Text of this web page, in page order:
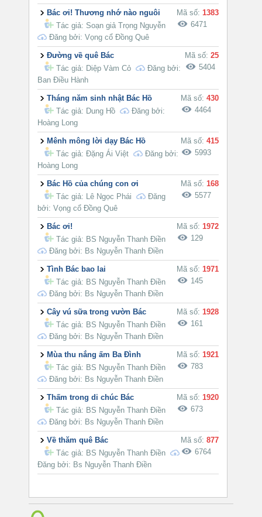
Mã số: 1383
6471
Bác ơi! Thương nhớ nào nguôi
Tác giả: Soạn giả Trọng Nguyễn
Đăng bởi: Vọng cổ Đồng Quê
Mã số: 25
5404
Đường về quê Bác
Tác giả: Diệp Vàm Cỏ
Đăng bởi:
Ban Điều Hành
Mã số: 430
4464
Tháng năm sinh nhật Bác Hồ
Tác giả: Dung Hồ
Đăng bởi:
Hoàng Long
Mã số: 415
5993
Mênh mông lời dạy Bác Hồ
Tác giả: Đặng Ái Việt
Đăng bởi:
Hoàng Long
Mã số: 168
5577
Bác Hồ của chúng con ơi
Tác giả: Lê Ngọc Phái
Đăng
bởi: Vọng cổ Đồng Quê
Mã số: 1972
129
Bác ơi!
Tác giả: BS Nguyễn Thanh Điền
Đăng bởi: Bs Nguyễn Thanh Điền
Mã số: 1971
145
Tình Bác bao lai
Tác giả: BS Nguyễn Thanh Điền
Đăng bởi: Bs Nguyễn Thanh Điền
Mã số: 1928
161
Cây vú sữa trong vườn Bác
Tác giả: BS Nguyễn Thanh Điền
Đăng bởi: Bs Nguyễn Thanh Điền
Mã số: 1921
783
Mùa thu nắng ấm Ba Đình
Tác giả: BS Nguyễn Thanh Điền
Đăng bởi: Bs Nguyễn Thanh Điền
Mã số: 1920
673
Thấm trong di chúc Bác
Tác giả: BS Nguyễn Thanh Điền
Đăng bởi: Bs Nguyễn Thanh Điền
Mã số: 877
6764
Về thăm quê Bác
Tác giả: BS Nguyễn Thanh Điền
Đăng bởi: Bs Nguyễn Thanh Điền